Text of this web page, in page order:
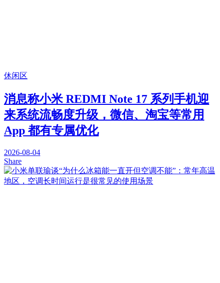
休闲区
消息称小米 REDMI Note 17 系列手机迎
来系统流畅度升级，微信、淘宝等常用
App 都有专属优化
2026-08-04
Share